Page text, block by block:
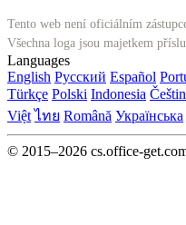
Tento web není oficiálním
Všechna loga jsou majetkem
Languages
English Русский Español
Türkçe Polski Indonesia
Việt ไทย Română Українська
© 2015–2026 cs.office-